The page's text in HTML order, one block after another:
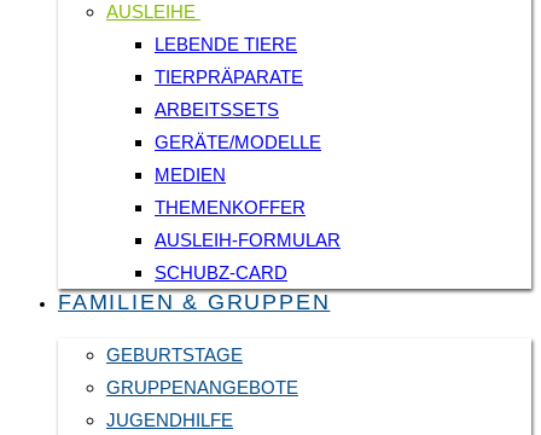
AUSLEIHE
LEBENDE TIERE
TIERPRÄPARATE
ARBEITSSETS
GERÄTE/MODELLE
MEDIEN
THEMENKOFFER
AUSLEIH-FORMULAR
SCHUBZ-CARD
FAMILIEN & GRUPPEN
GEBURTSTAGE
GRUPPENANGEBOTE
JUGENDHILFE